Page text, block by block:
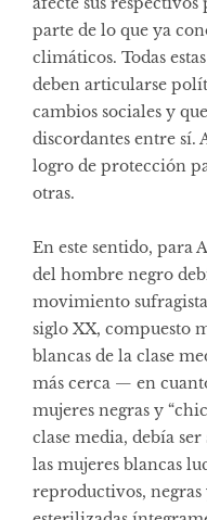
parte de lo que ya
climáticos. Todas
deben articularse
cambios sociales y
discordantes entre sí.
logro de protección
otras.
En este sentido, para
del hombre negro
movimiento
siglo XX, compuesto
blancas de la clase
más cerca — en
mujeres negras y
clase media, debía
las mujeres blancas
reproductivos, negras